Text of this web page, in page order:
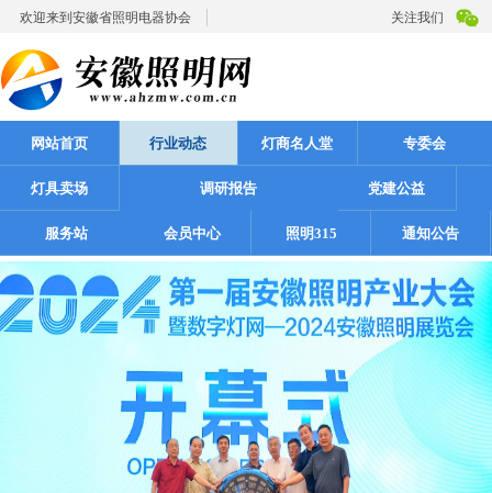
欢迎来到安徽省照明电器协会 关注我们
网站首页 行业动态 灯商名人堂 专委会
灯具卖场 调研报告 党建公益
服务站 会员中心 照明315 通知公告